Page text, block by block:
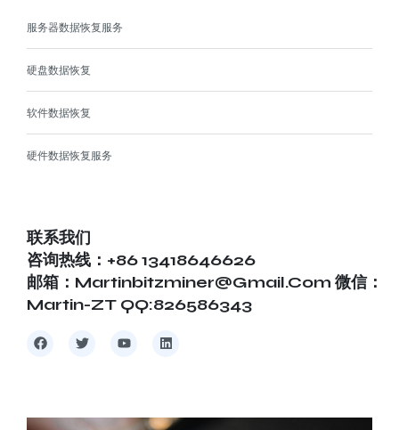
服务器数据恢复服务
硬盘数据恢复
软件数据恢复
硬件数据恢复服务
联系我们
咨询热线：+86 13418646626
邮箱：martinbitzminer@gmail.com 微信：
Martin-ZT QQ:826586343